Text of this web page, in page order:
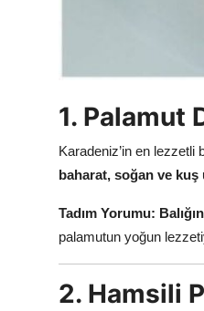
1. Palamut
Karadeniz’in en lezzetli
baharat, soğan ve kuş
Tadım Yorumu:
palamutun yoğun
2. Hamsili